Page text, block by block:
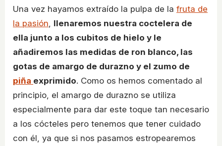
Una vez hayamos extraído la pulpa de la fruta de
la pasión, llenaremos nuestra coctelera de
ella junto a los cubitos de hielo y le
añadiremos las medidas de ron blanco, las
gotas de amargo de durazno y el zumo de
piña exprimido. Como os hemos comentado al
principio, el amargo de durazno se utiliza
especialmente para dar este toque tan necesario
a los cócteles pero tenemos que tener cuidado
con él, ya que si nos pasamos estropearemos